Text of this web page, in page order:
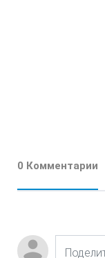
0 Комментарии